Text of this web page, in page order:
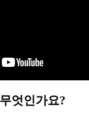
엇인가요?